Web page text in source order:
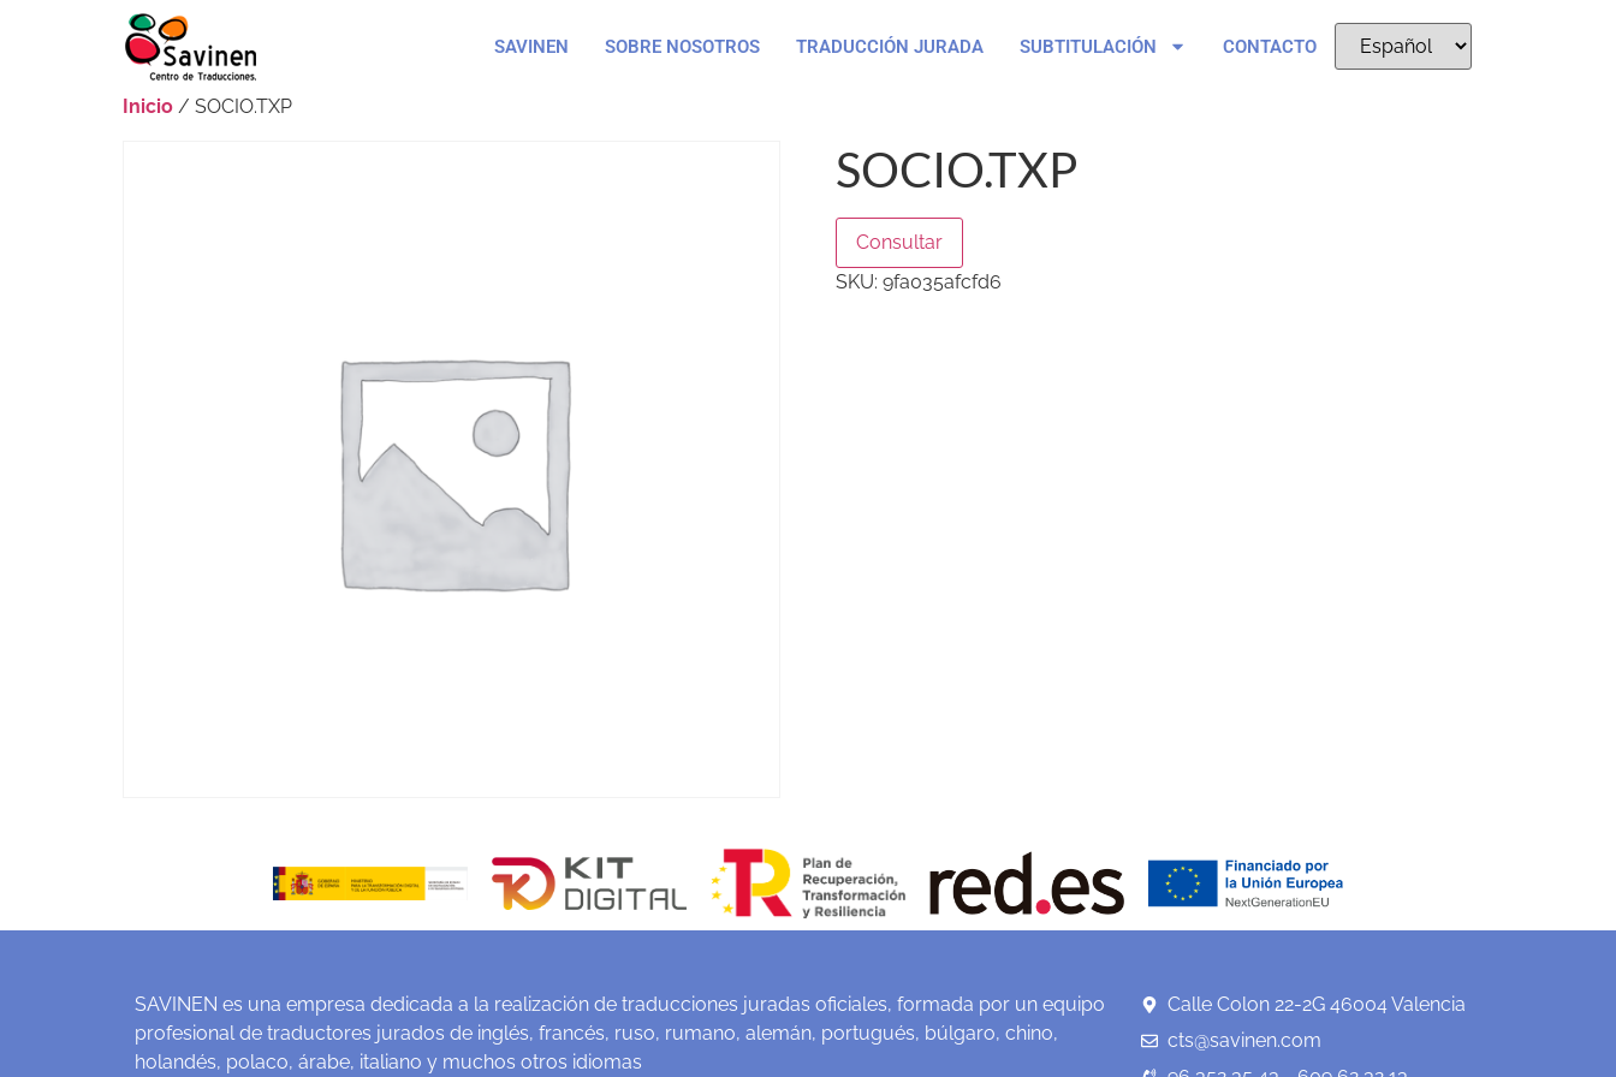
SAVINEN SOBRE NOSOTROS TRADUCCIÓN JURADA SUBTITULACIÓN CONTACTO
Inicio / SOCIO.TXP
SOCIO.TXP
Consultar
SKU: 9fa035afcfd6
SAVINEN es una empresa dedicada a la realización de traducciones juradas oficiales, formada por un equipo
profesional de traductores jurados de inglés, francés, ruso, rumano, alemán, portugués, búlgaro, chino,
holandés, polaco, árabe, italiano y muchos otros idiomas
Calle Colon 22-2G 46004 Valencia
cts@savinen.com